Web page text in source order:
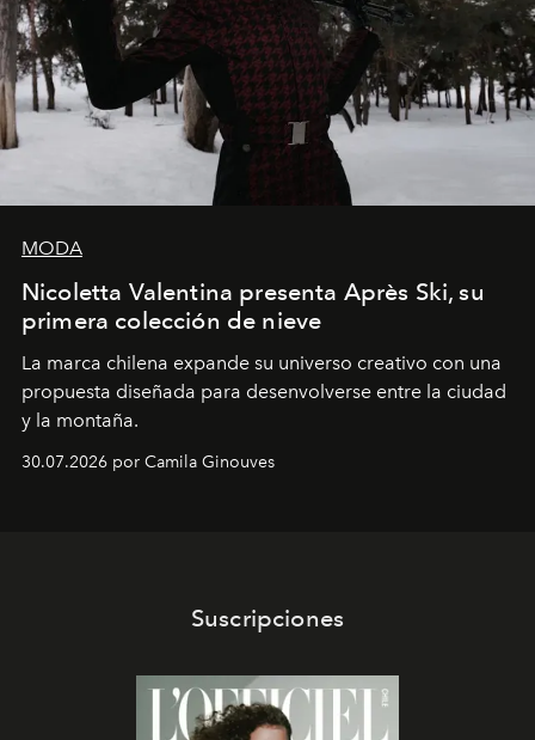
MODA
Nicoletta Valentina presenta Après Ski, su
primera colección de nieve
La marca chilena expande su universo creativo con una
propuesta diseñada para desenvolverse entre la ciudad
y la montaña.
30.07.2026 por Camila Ginouves
Suscripciones